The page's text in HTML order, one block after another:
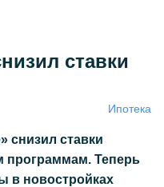
ставки
Ипотека
снизил ставки
программам. Теперь
в новостройках